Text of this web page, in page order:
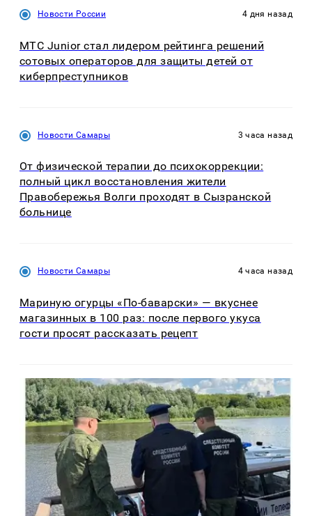
Новости России 4 дня назад
МТС Junior стал лидером рейтинга решений
сотовых операторов для защиты детей от
киберпреступников
Новости Самары 3 часа назад
От физической терапии до психокоррекции:
полный цикл восстановления жители
Правобережья Волги проходят в Сызранской
больнице
Новости Самары 4 часа назад
Мариную огурцы «По-баварски» — вкуснее
магазинных в 100 раз: после первого укуса
гости просят рассказать рецепт